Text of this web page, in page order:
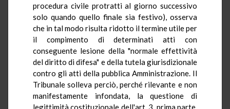
procedura civile protratti al giorno successivo
solo quando quello finale sia festivo), osserva
che in tal modo risulta ridotto il termine utile per
il compimento di determinati atti con
conseguente lesione della "normale effettività
del diritto di difesa" e della tutela giurisdizionale
contro gli atti della pubblica Amministrazione. Il
Tribunale solleva perciò, perché rilevante e non
manifestamente infondata, la questione di
legittimità costituzionale dell'art. 3, prima parte,